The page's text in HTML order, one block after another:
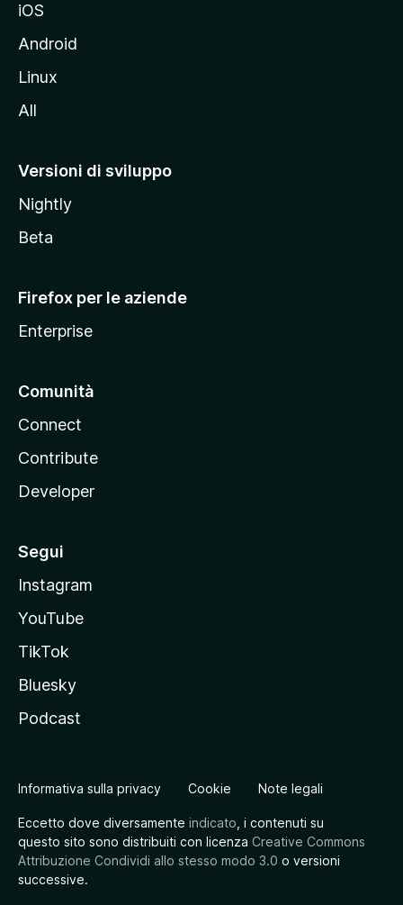
e
l
t
M
z
i
a
iOS
Android
Linux
All
Versioni di sviluppo
Nightly
Beta
Firefox per le aziende
Enterprise
Comunità
Connect
Contribute
Developer
Segui
Instagram
YouTube
TikTok
Bluesky
Podcast
Informativa sulla privacy Cookie Note legali
Eccetto dove diversamente indicato , i contenuti su
questo sito sono distribuiti con licenza Creative Commons
Attribuzione Condividi allo stesso modo 3.0 o versioni
successive.